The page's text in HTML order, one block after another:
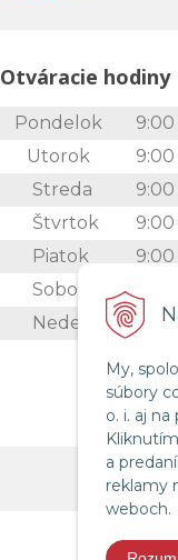
My,
súbory
o. i. aj
a
reklamy
weboch.
Otváracie hodiny
Pondelok
9:00
Utorok
9:00
Streda
9:00
Štvrtok
9:00
Piatok
9:00
Sobota
9:00
Nedeľa
© 2026